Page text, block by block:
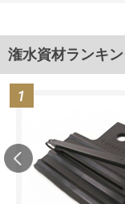
潅水資材ランキ